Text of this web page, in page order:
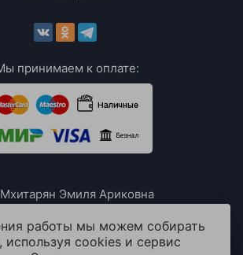
принимаем к оплате:
Эмиля Ариковна
ИНН: 771385063807
ОГРНИП: 319508100076230
работы мы можем собирать
используя cookies и сервис